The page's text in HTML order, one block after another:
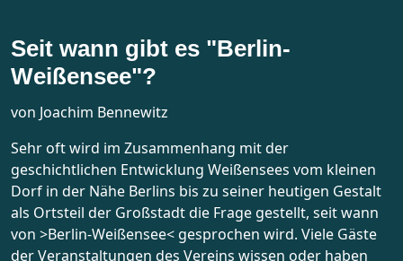
Seit wann gibt es "Berlin-
Weißensee"?
von Joachim Bennewitz
Sehr oft wird im Zusammenhang mit der
geschichtlichen Entwicklung Weißensees vom kleinen
Dorf in der Nähe Berlins bis zu seiner heutigen Gestalt
als Ortsteil der Großstadt die Frage gestellt, seit wann
von >Berlin-Weißensee< gesprochen wird. Viele Gäste
der Veranstaltungen des Vereins wissen oder haben